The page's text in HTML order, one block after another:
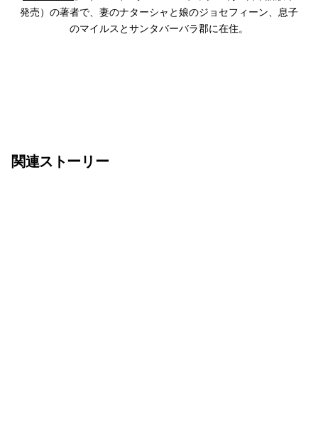
発売）の著者で、妻のナターシャと娘のジョセフィーン、息子
のマイルスとサンタバーバラ郡に在住。
関連ストーリー